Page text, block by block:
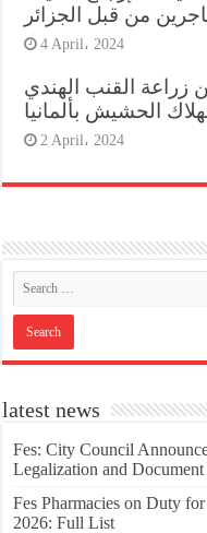
من قبل الجزائر
4 April، 2024
زراعة القنب الهندي
الحشيش بألمانيا
2 April، 2024
latest news
Fes: City Council
Legalization and
Fes Pharmacies on Duty
2026: Full List